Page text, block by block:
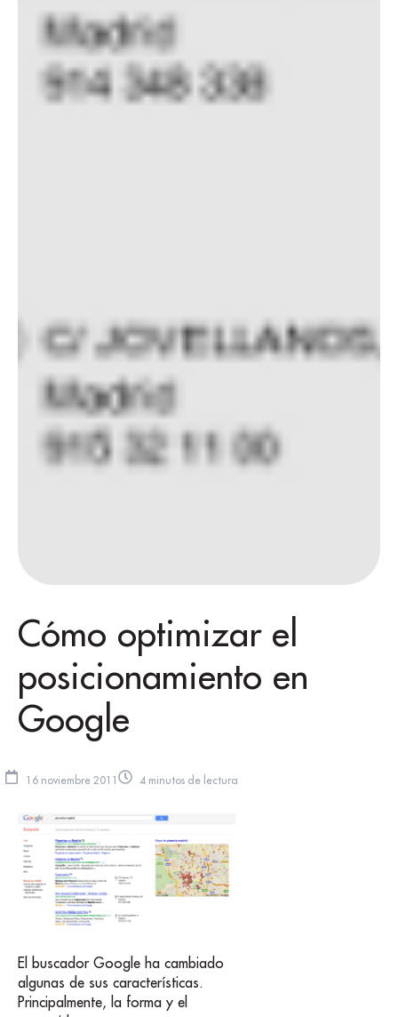
Cómo optimizar el
posicionamiento en
Google
16 noviembre 2011 4 minutos de lectura
El buscador Google ha cambiado
algunas de sus características.
Principalmente, la forma y el